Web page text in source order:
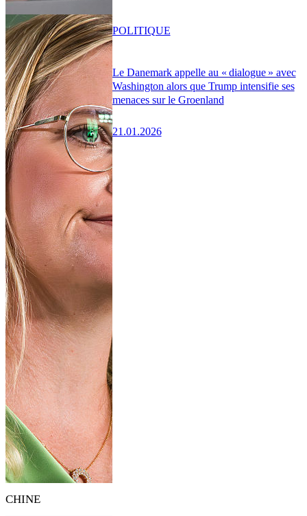
Le Danemark appelle au « dialogue » avec
Washington alors que Trump intensifie ses
menaces sur le Groenland
21.01.2026
POLITIQUE
CHINE